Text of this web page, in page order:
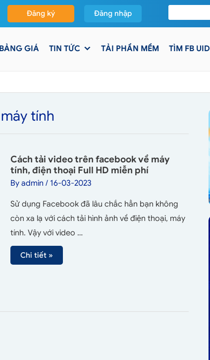
Đăng ký Đăng nhập
BẢNG GIÁ TIN TỨC TẢI PHẦN MỀM TÌM FB UID
tính
Cách tải video trên facebook về máy
tính, điện thoại Full HD miễn phí
By admin / 16-03-2023
Sử dụng Facebook đã lâu chắc hẳn bạn không
còn xa lạ với cách tải hình ảnh về điện thoại, máy
tính. Vậy với video …
Chi tiết »